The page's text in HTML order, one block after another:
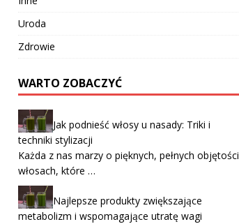
Uroda
Zdrowie
WARTO ZOBACZYĆ
Jak podnieść włosy u nasady: Triki i
techniki stylizacji
Każda z nas marzy o pięknych, pełnych objętości
włosach, które …
Najlepsze produkty zwiększające
metabolizm i wspomagające utratę wagi